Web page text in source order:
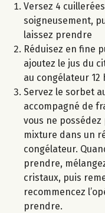
Versez 4
soigneusement,
laissez prendre
Réduisez en fine
ajoutez le jus du
au congélateur 12
Servez le sorbet
accompagné de
vous ne
mixture dans un
congélateur.
prendre,
cristaux, puis
recommencez
prendre.